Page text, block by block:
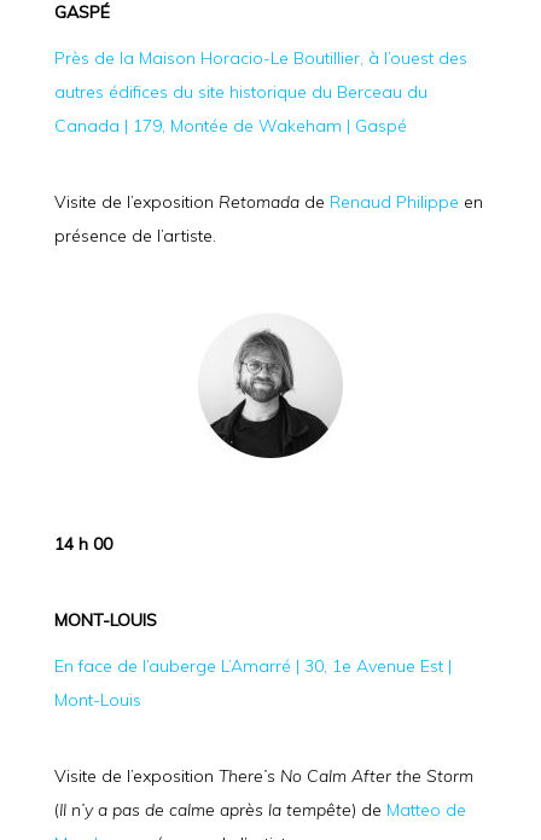
GASPÉ
Près de la Maison Horacio-Le Boutillier, à l’ouest des
autres édifices du site historique du Berceau du
Canada | 179, Montée de Wakeham | Gaspé
Visite de l’exposition Retomada de Renaud Philippe en
présence de l’artiste.
14 h 00
MONT-LOUIS
En face de l’auberge L’Amarré | 30, 1e Avenue Est |
Mont-Louis
Visite de l’exposition There’s No Calm After the Storm
(Il n’y a pas de calme après la tempête) de Matteo de